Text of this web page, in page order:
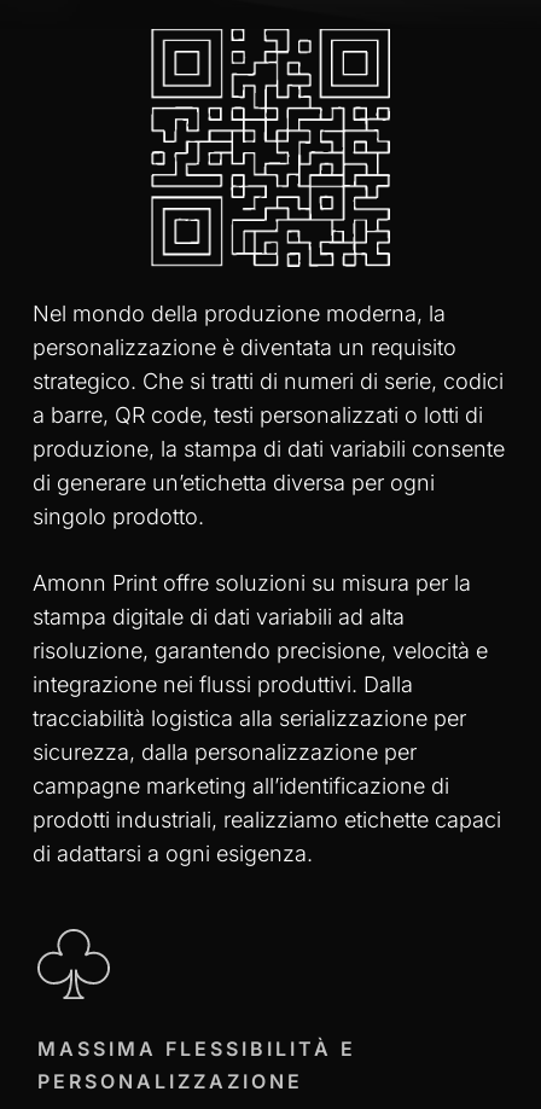
Nel mondo della produzione moderna, la
personalizzazione è diventata un requisito
strategico. Che si tratti di numeri di serie, codici
a barre, QR code, testi personalizzati o lotti di
produzione, la stampa di dati variabili consente
di generare un’etichetta diversa per ogni
singolo prodotto.
Amonn Print offre soluzioni su misura per la
stampa digitale di dati variabili ad alta
risoluzione, garantendo precisione, velocità e
integrazione nei flussi produttivi. Dalla
tracciabilità logistica alla serializzazione per
sicurezza, dalla personalizzazione per
campagne marketing all’identificazione di
prodotti industriali, realizziamo etichette capaci
di adattarsi a ogni esigenza.
MASSIMA FLESSIBILITÀ E
PERSONALIZZAZIONE